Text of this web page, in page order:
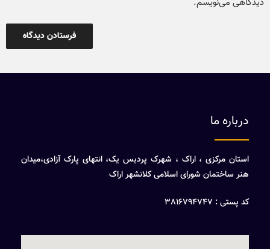
درباره ما
استان مرکزی ، اراک ، شهرک پردیس یک، انتهای پارک آزادی،میدان
هنر ساختمان شورای اسلامی کلانشهر اراک
کد پستی : 3816794747